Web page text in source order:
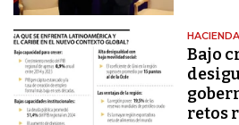
HACIENDA
Bajo
retos